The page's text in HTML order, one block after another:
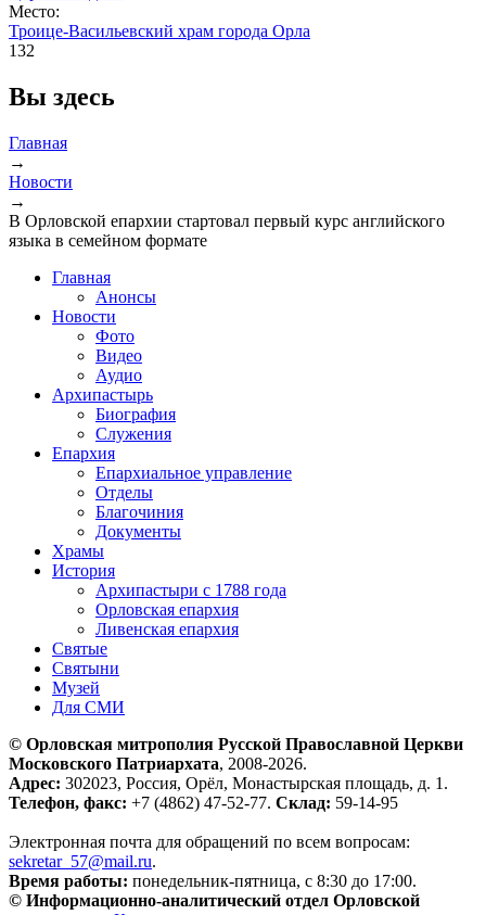
Место:
Троице-Васильевский храм города Орла
132
Вы здесь
Главная
→
Новости
→
В Орловской епархии стартовал первый курс английского
языка в семейном формате
Главная
Анонсы
Новости
Фото
Видео
Аудио
Архипастырь
Биография
Служения
Епархия
Епархиальное управление
Отделы
Благочиния
Документы
Храмы
История
Архипастыри с 1788 года
Орловская епархия
Ливенская епархия
Святые
Святыни
Музей
Для СМИ
© Орловская митрополия Русской Православной Церкви
Московского Патриархата, 2008-2026.
Адрес: 302023, Россия, Орёл, Монастырская площадь, д. 1.
Телефон, факс: +7 (4862) 47-52-77. Склад: 59-14-95
Электронная почта для обращений по всем вопросам:
sekretar_57@mail.ru.
Время работы: понедельник-пятница, с 8:30 до 17:00.
© Информационно-аналитический отдел Орловской